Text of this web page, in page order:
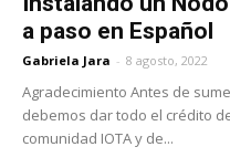
a paso en Español
Gabriela Jara - 8 agosto, 2022
Agradecimiento Antes de
debemos dar todo el crédito
comunidad IOTA y de...